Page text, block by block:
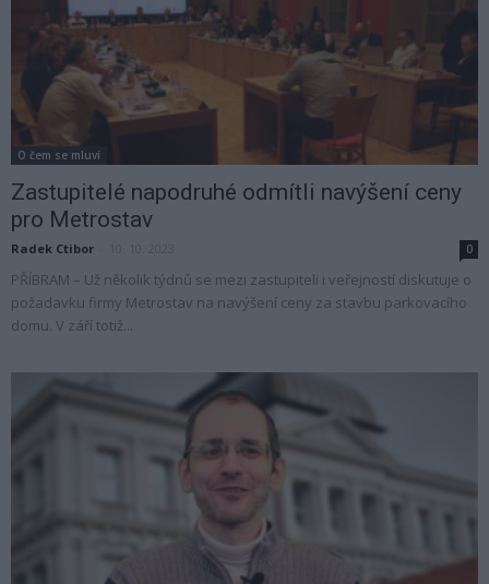
O čem se mluví
Zastupitelé napodruhé odmítli navýšení ceny
pro Metrostav
Radek Ctibor 0
PŘÍBRAM – Už několik týdnů se mezi zastupiteli i veřejností diskutuje o
požadavku firmy Metrostav na navýšení ceny za stavbu parkovacího
domu. V září totiž...